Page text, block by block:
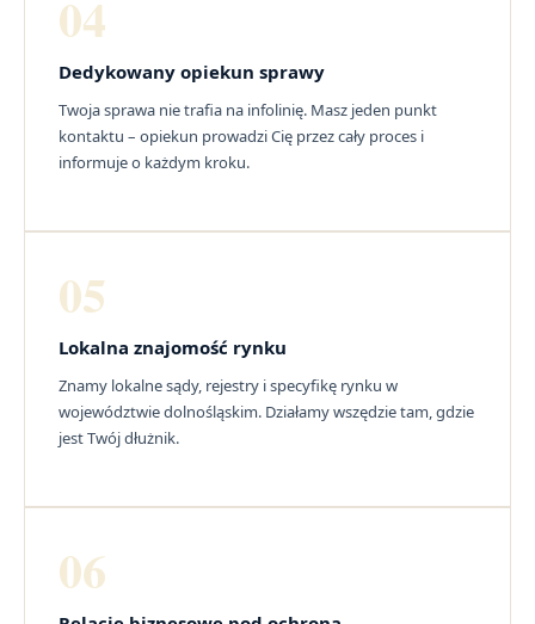
04
Dedykowany opiekun sprawy
Twoja sprawa nie trafia na infolinię. Masz jeden punkt
kontaktu – opiekun prowadzi Cię przez cały proces i
informuje o każdym kroku.
05
Lokalna znajomość rynku
Znamy lokalne sądy, rejestry i specyfikę rynku w
województwie dolnośląskim. Działamy wszędzie tam, gdzie
jest Twój dłużnik.
06